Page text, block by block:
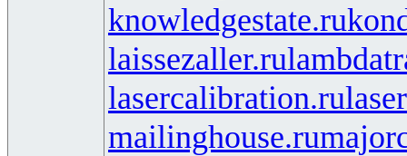
knowledgestate.ru
laissezaller.ru
lasercalibration.ru
mailinghouse.ru